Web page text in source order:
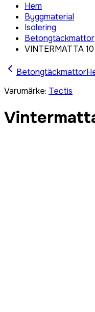
Hem
Byggmaterial
Isolering
Betongtäckmattor
VINTERMATTA
Betongtäckmattor
Varumärke: Tectis